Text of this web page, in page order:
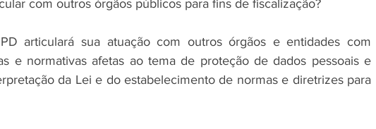
com outros órgãos públicos para fins de fiscalização?
articulará sua atuação com outros órgãos e entidades com
e normativas afetas ao tema de proteção de dados pessoais e
da Lei e do estabelecimento de normas e diretrizes para